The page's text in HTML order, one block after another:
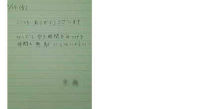
高卒認定試験とは